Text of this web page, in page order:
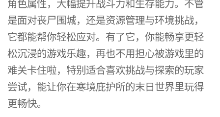
角色属性，大幅提升战斗力和生存能力。不管
是面对丧尸围城，还是资源管理与环境挑战，
它都能帮你轻松应对。有了它，你能畅享更轻
松沉浸的游戏乐趣，再也不用担心被游戏里的
难关卡住啦，特别适合喜欢挑战与探索的玩家
尝试，能让你在寒境庇护所的末日世界里玩得
更畅快。